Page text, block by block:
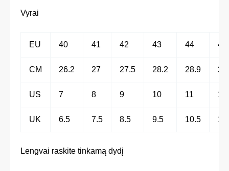
Vyrai
EU 40 41 42 43 44 45
CM 26.2 27 27.5 28.2 28.9
US 7 8 9 10 11 12
UK 6.5 7.5 8.5 9.5 10.5
Lengvai raskite tinkamą dydį